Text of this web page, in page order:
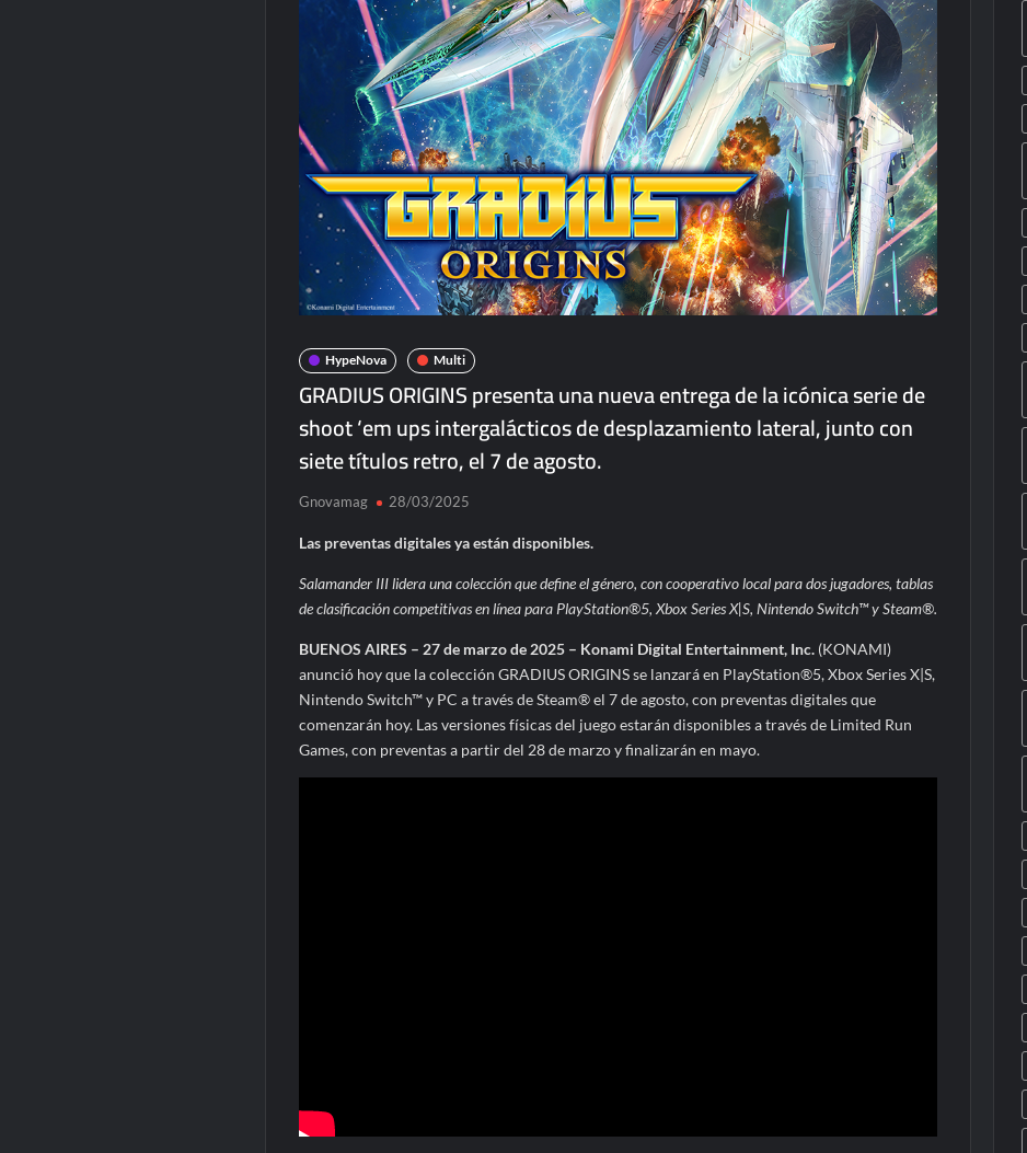
HypeNova Multi
GRADIUS ORIGINS presenta una nueva entrega de la icónica serie de
shoot ‘em ups intergalácticos de desplazamiento lateral, junto con
siete títulos retro, el 7 de agosto.
Gnovamag 28/03/2025
Las preventas digitales ya están disponibles.
Salamander III lidera una colección que define el género, con cooperativo local para dos jugadores, tablas
de clasificación competitivas en línea para PlayStation®5, Xbox Series X|S, Nintendo Switch™ y Steam®.
BUENOS AIRES – 27 de marzo de 2025 – Konami Digital Entertainment, Inc. (KONAMI)
anunció hoy que la colección GRADIUS ORIGINS se lanzará en PlayStation®5, Xbox Series X|S,
Nintendo Switch™ y PC a través de Steam® el 7 de agosto, con preventas digitales que
comenzarán hoy. Las versiones físicas del juego estarán disponibles a través de Limited Run
Games, con preventas a partir del 28 de marzo y finalizarán en mayo.